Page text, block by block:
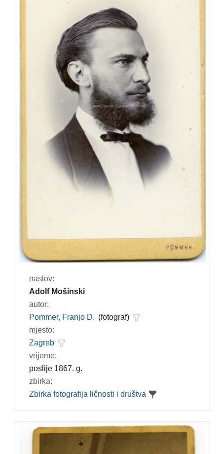
naslov:
Adolf Mošinski
autor:
Pommer, Franjo D. (fotograf)
mjesto:
Zagreb
vrijeme:
poslije 1867. g.
zbirka:
Zbirka fotografija ličnosti i društva